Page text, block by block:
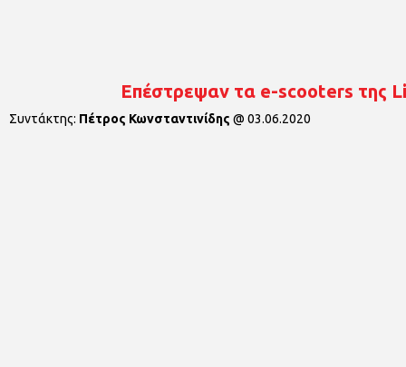
Επέστρεψαν τα e-scooters της
Συντάκτης: Πέτρος Κωνσταντινίδης @ 03.06.2020